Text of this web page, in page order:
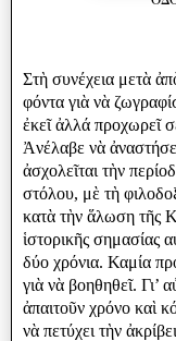
Στὴ συνέχεια μετὰ
φόντα γιὰ νὰ
ἐκεῖ ἀλλά προχωρεῖ
Ἀνέλαβε νὰ
ἀσχολεῖται τὴν
στόλου, μὲ τὴ
κατὰ τὴν ἅλωση τῆς
ἱστορικῆς σημασίας
δύο χρόνια. Καμία
γιὰ νὰ βοηθηθεῖ. Γι’
ἀπαιτοῦν χρόνο καὶ
νὰ πετύχει τὴν